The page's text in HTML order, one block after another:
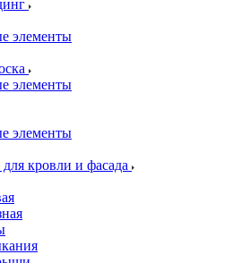
элементы
элементы
элементы
кровли и фасада